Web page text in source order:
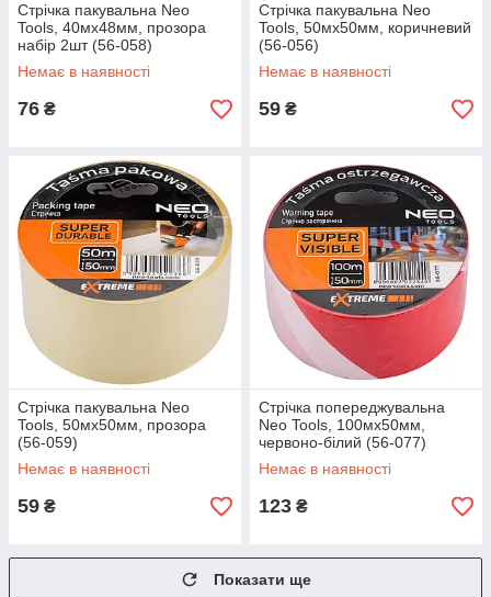
Стрічка пакувальна Neo
Tools, 40мх48мм, прозора
набір 2шт (56-058)
Немає в наявності
76 ₴
Стрічка пакувальна Neo
Tools, 50мх50мм, коричневий
(56-056)
Немає в наявності
59 ₴
Стрічка пакувальна Neo
Tools, 50мх50мм, прозора
(56-059)
Немає в наявності
59 ₴
Стрічка попереджувальна
Neo Tools, 100мх50мм,
червоно-білий (56-077)
Немає в наявності
123 ₴
Показати ще